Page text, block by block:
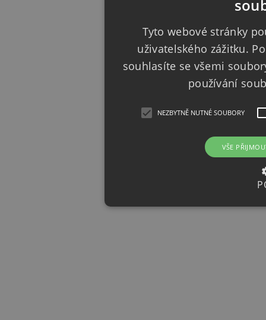
Tyto webové stránky
uživatelského zážitku.
souhlasíte se všemi
používání
NEZBYTNĚ NUTNÉ SOUBORY
VŠE